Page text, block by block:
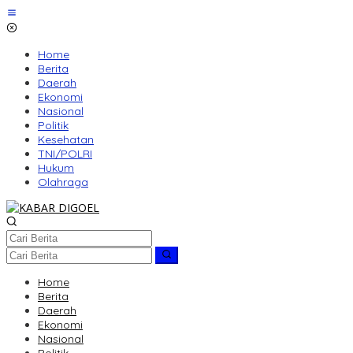
Lewati
ke
Home
Berita
Daerah
Ekonomi
Nasional
Politik
Kesehatan
TNI/POLRI
Hukum
Olahraga
Home
Berita
Daerah
Ekonomi
Nasional